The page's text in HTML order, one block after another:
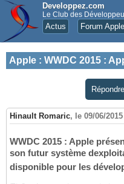
Developpez.com
Le Club des
Actus Forum Apple
Apple : WWDC 2015 :
Hinault Romaric, le 09/06/
WWDC 2015 : Apple
son futur système
disponible pour les